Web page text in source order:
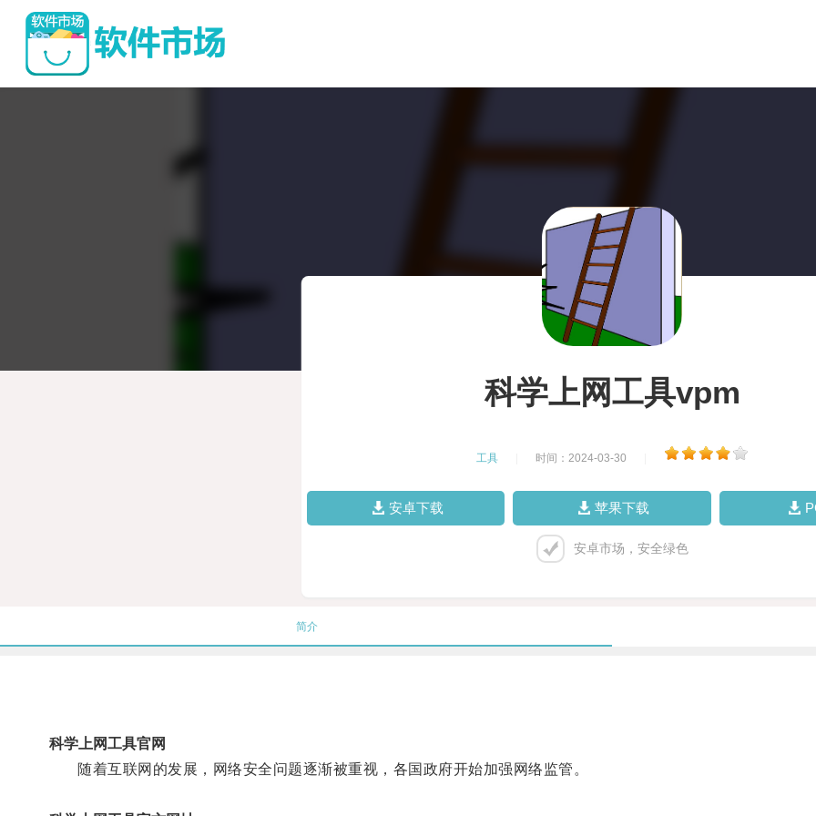
科学上网工具vpm
工具 时间：2024-03-30
安卓下载 苹果下载
安卓市场，安全绿色
简介
科学上网工具官网
随着互联网的发展，网络安全问题逐渐被重视，各国政府开始加强网络监管。